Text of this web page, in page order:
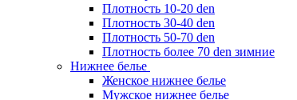
Плотность 10-20 den
Плотность 30-40 den
Плотность 50-70 den
Плотность более 70 den зимние
Нижнее белье
Женское нижнее белье
Мужское нижнее белье